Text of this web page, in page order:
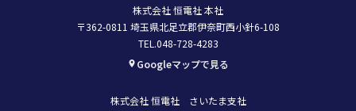
株式会社 恒電社 本社
〒362-0811 埼玉県北足立郡伊奈町西小針6-108
TEL.048-728-4283
Googleマップで見る
株式会社 恒電社 さいたま支社